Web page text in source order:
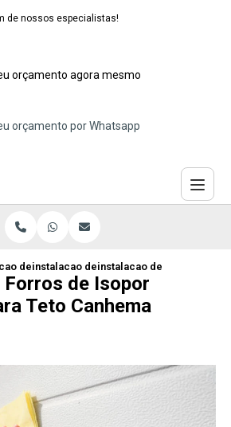
de nossos especialistas!
orçamento agora mesmo
orçamento por Whatsapp
de forros de isopor
instalacao de forro de isopor modular
instalacao de forros de
de Isopor
Teto Canhema